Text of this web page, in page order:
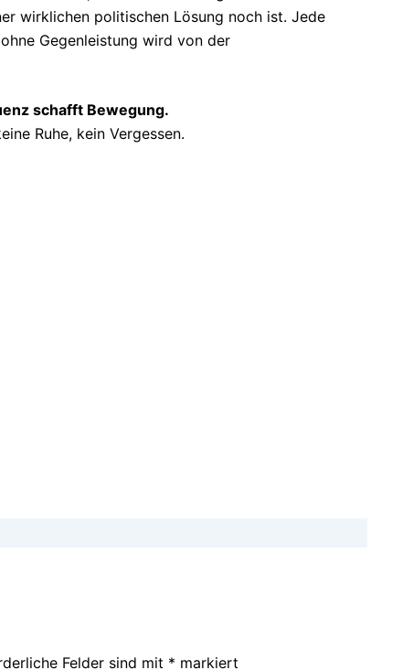
wirklichen politischen Lösung noch ist. Jede
Gegenleistung wird von der
schafft Bewegung.
Ruhe, kein Vergessen.
Felder sind mit * markiert